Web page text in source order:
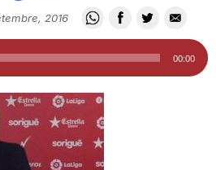
2016
00:00